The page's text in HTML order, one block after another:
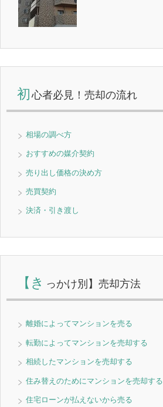
初 心者必見！売却の流れ
相場の調べ方
おすすめの媒介契約
売り出し価格の決め方
売買契約
決済・引き渡し
【き っかけ別】売却方法
離婚によってマンションを売る
転勤によってマンションを売却する
相続したマンションを売却する
住み替えのためにマンションを売却する
住宅ローンが払えないから売る